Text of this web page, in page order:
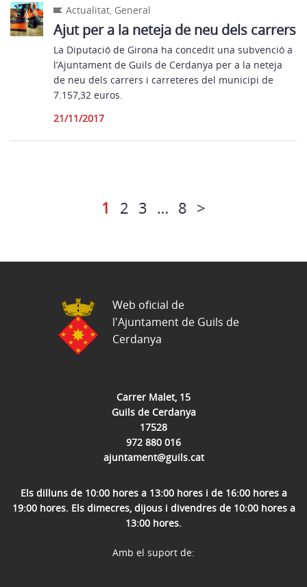
Actualitat, General
Ajut per a la neteja de neu dels carrers
La Diputació de Girona ha concedit una subvenció a
l’Ajuntament de Guils de Cerdanya per a la neteja
de neu dels carrers i carreteres del municipi de
7.157,32 euros.
21/11/2017
1 2 3 … 8 >
Carrer Malet, 15
Guils de Cerdanya
17528
972 880 016
ajuntament@guils.cat
Els dilluns de 10:00 hores a 13:00 hores i de 16:00 hores a
19:00 hores. Els dimecres, dijous i divendres de 10:00 hores a
13:00 hores.
Web oficial de
l'Ajuntament de Guils de
Cerdanya
Amb el suport de: